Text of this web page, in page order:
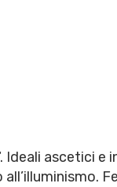
Ideali ascetici e